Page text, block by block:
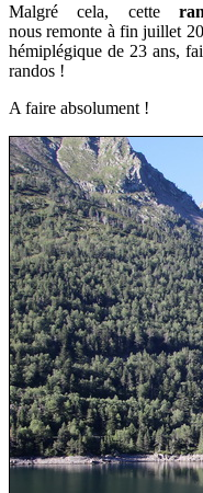
Malgré cela, cette
nousremonte àfin juillet
hémiplégique de 23 ans,f
randos !
A faire absolument !